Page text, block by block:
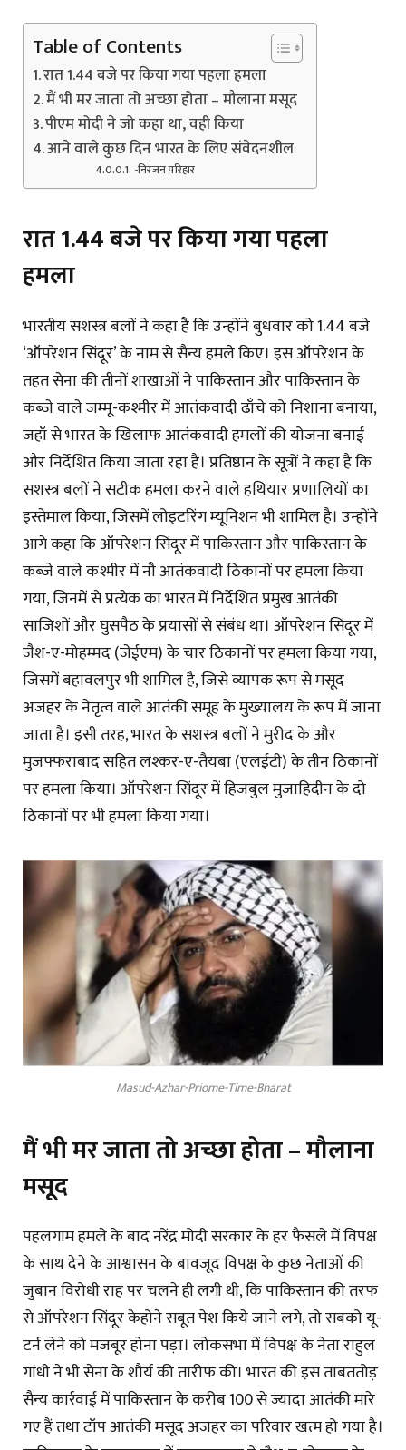
Table of Contents
रात 1.44 बजे पर किया गया पहला हमला
मैं भी मर जाता तो अच्छा होता – मौलाना मसूद
पीएम मोदी ने जो कहा था, वही किया
आने वाले कुछ दिन भारत के लिए संवेदनशील
-निरंजन परिहार
रात 1.44 बजे पर किया गया पहला
हमला
भारतीय सशस्त्र बलों ने कहा है कि उन्होंने बुधवार को 1.44 बजे
‘ऑपरेशन सिंदूर’ के नाम से सैन्य हमले किए। इस ऑपरेशन के
तहत सेना की तीनों शाखाओं ने पाकिस्तान और पाकिस्तान के
कब्जे वाले जम्मू-कश्मीर में आतंकवादी ढाँचे को निशाना बनाया,
जहाँ से भारत के खिलाफ आतंकवादी हमलों की योजना बनाई
और निर्देशित किया जाता रहा है। प्रतिष्ठान के सूत्रों ने कहा है कि
सशस्त्र बलों ने सटीक हमला करने वाले हथियार प्रणालियों का
इस्तेमाल किया, जिसमें लोइटरिंग म्यूनिशन भी शामिल है। उन्होंने
आगे कहा कि ऑपरेशन सिंदूर में पाकिस्तान और पाकिस्तान के
कब्जे वाले कश्मीर में नौ आतंकवादी ठिकानों पर हमला किया
गया, जिनमें से प्रत्येक का भारत में निर्देशित प्रमुख आतंकी
साजिशों और घुसपैठ के प्रयासों से संबंध था। ऑपरेशन सिंदूर में
जैश-ए-मोहम्मद (जेईएम) के चार ठिकानों पर हमला किया गया,
जिसमें बहावलपुर भी शामिल है, जिसे व्यापक रूप से मसूद
अजहर के नेतृत्व वाले आतंकी समूह के मुख्यालय के रूप में जाना
जाता है। इसी तरह, भारत के सशस्त्र बलों ने मुरीद के और
मुजफ्फराबाद सहित लश्कर-ए-तैयबा (एलईटी) के तीन ठिकानों
पर हमला किया। ऑपरेशन सिंदूर में हिजबुल मुजाहिदीन के दो
ठिकानों पर भी हमला किया गया।
Masud-Azhar-Priome-Time-Bharat
मैं भी मर जाता तो अच्छा होता – मौलाना
मसूद
पहलगाम हमले के बाद नरेंद्र मोदी सरकार के हर फैसले में विपक्ष
के साथ देने के आश्वासन के बावजूद विपक्ष के कुछ नेताओं की
जुबान विरोधी राह पर चलने ही लगी थी, कि पाकिस्तान की तरफ
से ऑपरेशन सिंदूर केहोने सबूत पेश किये जाने लगे, तो सबको यू-
टर्न लेने को मजबूर होना पड़ा। लोकसभा में विपक्ष के नेता राहुल
गांधी ने भी सेना के शौर्य की तारीफ की। भारत की इस ताबततोड़
सैन्य कार्रवाई में पाकिस्तान के करीब 100 से ज्यादा आतंकी मारे
गए हैं तथा टॉप आतंकी मसूद अजहर का परिवार खत्म हो गया है।